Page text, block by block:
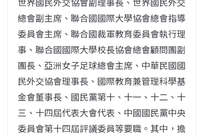
總會副主席、聯合國國際大學協會總會指導
委員會主席、聯合國裁軍教育委員會執行理
事、聯合國國際大學校長協會總會顧問團副
團長、亞洲女子足球總會主席、中華民國國
民外交協會理事長、國際教育兼管理科學基
金會董事長、國民黨第十、十一、十二、十
三、十四屆代表大會代表、中國國民黨中央
委員會第十四屆評議委員等要職。其中，擔